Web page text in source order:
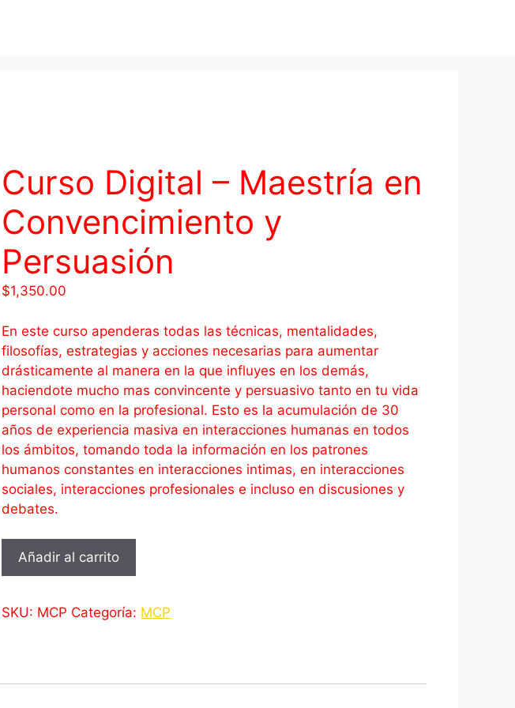
Curso Digital – Maestría en
Convencimiento y
Persuasión
$1,350.00
En este curso apenderas todas las técnicas, mentalidades,
filosofías, estrategias y acciones necesarias para aumentar
drásticamente al manera en la que influyes en los demás,
haciendote mucho mas convincente y persuasivo tanto en tu vida
personal como en la profesional. Esto es la acumulación de 30
años de experiencia masiva en interacciones humanas en todos
los ámbitos, tomando toda la información en los patrones
humanos constantes en interacciones intimas, en interacciones
sociales, interacciones profesionales e incluso en discusiones y
debates.
Curso
Digital
Maestría
Persuasión
Añadir al carrito
SKU: MCP Categoría: MCP